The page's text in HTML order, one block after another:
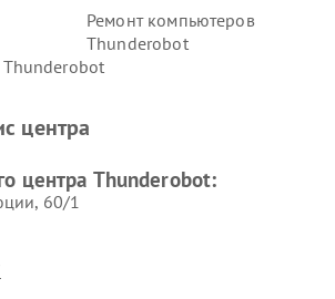
Ремонт компьютеров
Thunderobot
центра
центра Thunderobot:
60/1